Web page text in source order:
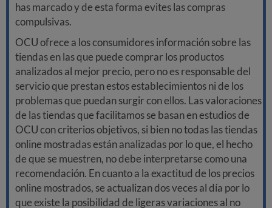
has marcado y de esta forma evites las compras
compulsivas.
OCU ofrece a los consumidores información sobre las
tiendas en las que puede comprar los productos
analizados al mejor precio, pero no es responsable del
servicio que prestan estos establecimientos ni de los
problemas que puedan surgir con ellos. Las valoraciones
de las tiendas que facilitamos se basan en estudios de
OCU con criterios objetivos, si bien no todas las tiendas
online mostradas están analizadas por lo que, el hecho
de que se muestren, no debe interpretarse como una
recomendación. En cuanto a la exactitud de los precios
online mostrados, se actualizan dos veces al día por lo
que existe la posibilidad de ligeras variaciones al no